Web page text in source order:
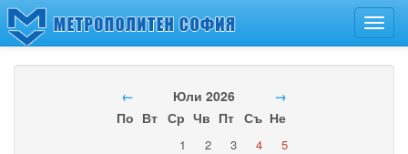
← Юли 2026
→
По Вт Ср Чв Пт Съ Не
1 2 3 4
5